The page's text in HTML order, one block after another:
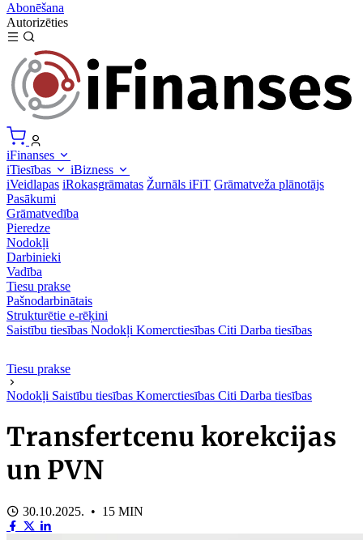
Abonēšana
Autorizēties
iFinanses
iTiesības
iBizness
iVeidlapas iRokasgrāmatas Žurnāls iFiT Grāmatveža plānotājs
Pasākumi
Grāmatvedība
Pieredze
Nodokļi
Darbinieki
Vadība
Tiesu prakse
Pašnodarbinātais
Strukturētie e-rēķini
Saistību tiesības Nodokļi Komerctiesības Citi Darba tiesības
Tiesu prakse
Nodokļi Saistību tiesības Komerctiesības Citi Darba tiesības
Transfertcenu korekcijas
un PVN
30.10.2025. • 15 MIN